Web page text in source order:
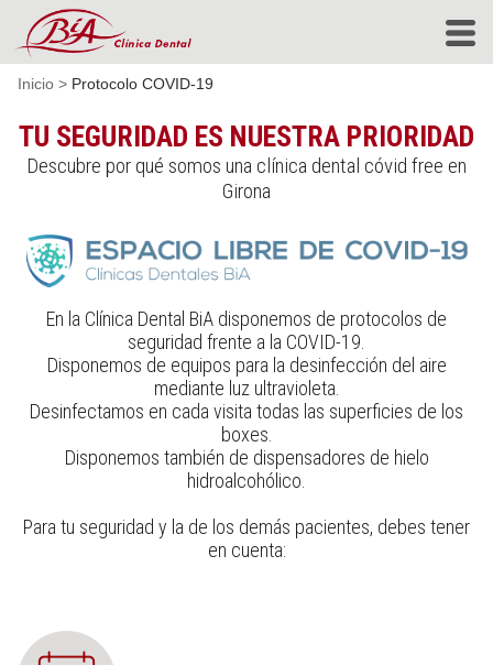
Inicio >Protocolo COVID-19
TU SEGURIDAD ES NUESTRA PRIORIDAD
Descubre por qué somos una clínica dental cóvid free en
Girona
En la Clínica Dental BiA disponemos de protocolos de
seguridad frente a la COVID-19.
Disponemos de equipos para la desinfección del aire
mediante luz ultravioleta.
Desinfectamos en cada visita todas las superficies de los
boxes.
Disponemos también de dispensadores de hielo
hidroalcohólico.
Para tu seguridad y la de los demás pacientes, debes tener
en cuenta: